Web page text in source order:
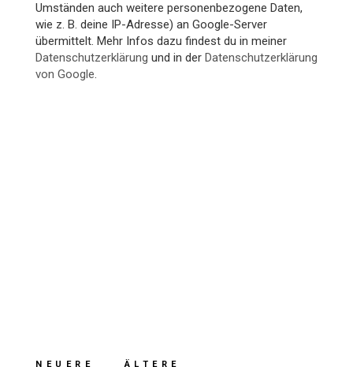
Umständen auch weitere personenbezogene Daten,
wie z. B. deine IP-Adresse) an Google-Server
übermittelt. Mehr Infos dazu findest du in meiner
Datenschutzerklärung und in der Datenschutzerklärung
von Google.
NEUERE ÄLTERE